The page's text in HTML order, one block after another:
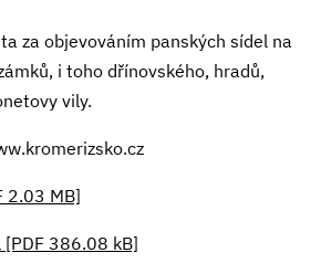
za objevováním panských sídel na
i toho dřínovského, hradů,
vily.
2.03 MB]
386.08 kB]